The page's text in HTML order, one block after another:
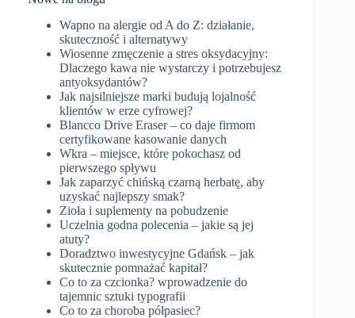
Wapno na alergie od A do Z: działanie,
skuteczność i alternatywy
Wiosenne zmęczenie a stres oksydacyjny:
Dlaczego kawa nie wystarczy i potrzebujesz
antyoksydantów?
Jak najsilniejsze marki budują lojalność
klientów w erze cyfrowej?
Blancco Drive Eraser – co daje firmom
certyfikowane kasowanie danych
Wkra – miejsce, które pokochasz od
pierwszego spływu
Jak zaparzyć chińską czarną herbatę, aby
uzyskać najlepszy smak?
Zioła i suplementy na pobudzenie
Uczelnia godna polecenia – jakie są jej
atuty?
Doradztwo inwestycyjne Gdańsk – jak
skutecznie pomnażać kapitał?
Co to za czcionka? wprowadzenie do
tajemnic sztuki typografii
Co to za choroba półpasiec?